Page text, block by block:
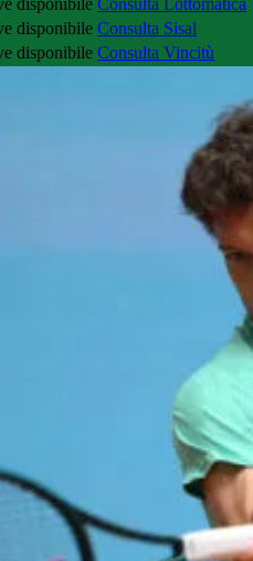
disponibile Consulta Lottomatica
disponibile Consulta Sisal
disponibile Consulta Vincitù